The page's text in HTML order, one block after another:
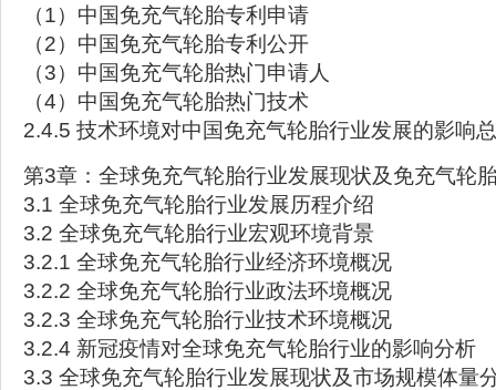
（1）中国免充气轮胎专利申请
（2）中国免充气轮胎专利公开
（3）中国免充气轮胎热门申请人
（4）中国免充气轮胎热门技术
2.4.5 技术环境对中国免充气轮胎行业发展的影响
第3章：全球免充气轮胎行业发展现状及免充气轮
3.1 全球免充气轮胎行业发展历程介绍
3.2 全球免充气轮胎行业宏观环境背景
3.2.1 全球免充气轮胎行业经济环境概况
3.2.2 全球免充气轮胎行业政法环境概况
3.2.3 全球免充气轮胎行业技术环境概况
3.2.4 新冠疫情对全球免充气轮胎行业的影响分析
3.3 全球免充气轮胎行业发展现状及市场规模体量